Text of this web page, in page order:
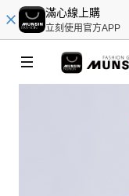
滿心線上購
立刻使用官方APP